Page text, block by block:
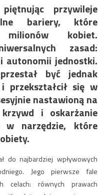
przywileje
bariery, które
milionów kobiet.
zasad:
autonomii jednostki.
być jednak
przekształcił się w
nastawioną na
i oskarżanie
w narzędzie, które
do najbardziej wpływowych
Jego pierwsze fale
celach: równych prawach